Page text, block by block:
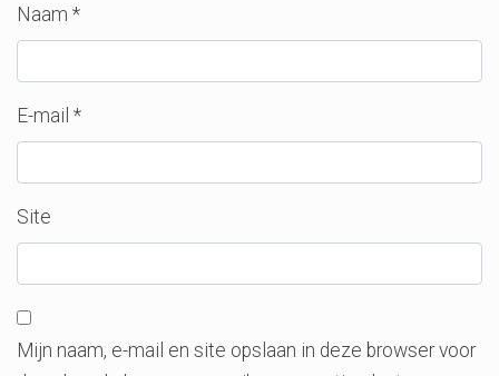
Naam *
E-mail *
Site
Mijn naam, e-mail en site opslaan in deze browser voor